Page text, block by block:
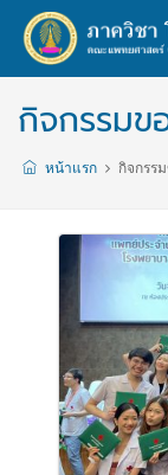
กิจกรรมข
หน้าแรก กิจกรร